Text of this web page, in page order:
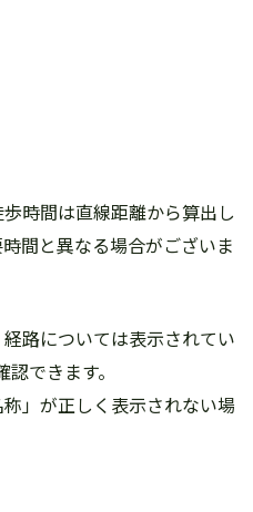
時間は直線距離から算出し
間と異なる場合がございま
路については表示されてい
できます。
」が正しく表示されない場